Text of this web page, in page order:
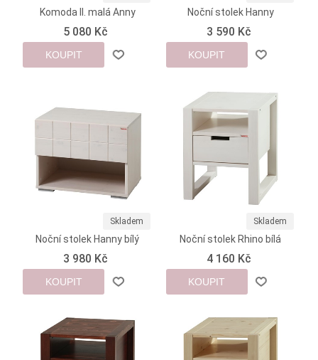
Komoda II. malá Anny
5 080 Kč
KOUPIT
Noční stolek Hanny
3 590 Kč
KOUPIT
Skladem
Noční stolek Hanny bílý
3 980 Kč
KOUPIT
Skladem
Noční stolek Rhino bílá
4 160 Kč
KOUPIT